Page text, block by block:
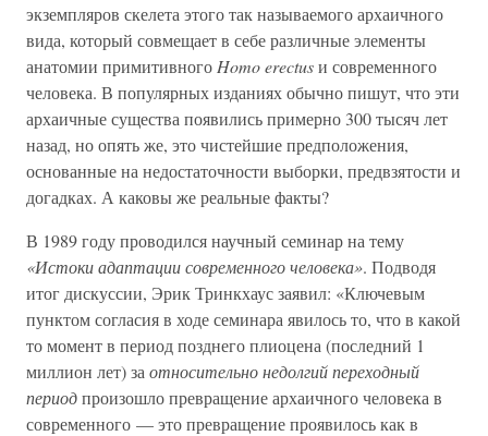
экземпляров скелета этого так называемого архаичного
вида, который совмещает в себе различные элементы
анатомии примитивного Homo erectusи современного
человека. В популярных изданиях обычно пишут, что эти
архаичные существа появились примерно 300 тысяч лет
назад, но опять же, это чистейшие предположения,
основанные на недостаточности выборки, предвзятости и
догадках. А каковы же реальные факты?
В 1989 году проводился научный семинар на тему
«Истоки адаптации современного человека». Подводя
итог дискуссии, Эрик Тринкхаус заявил: «Ключевым
пунктом согласия в ходе семинара явилось то, что в какой
то момент в период позднего плиоцена (последний 1
миллион лет) за относительно недолгий переходный
периодпроизошло превращение архаичного человека в
современного — это превращение проявилось как в